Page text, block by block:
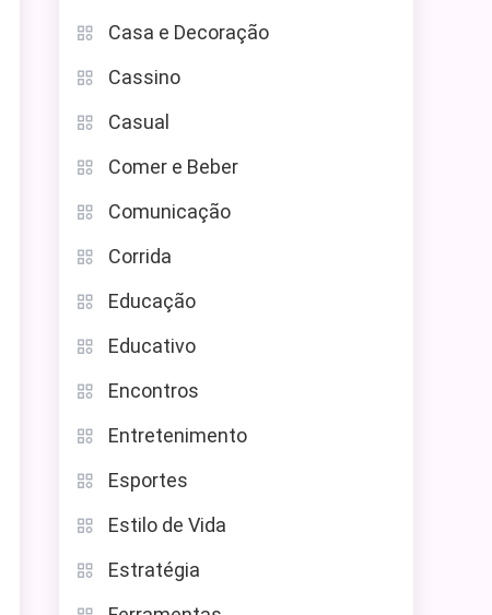
Casa e Decoração
Cassino
Casual
Comer e Beber
Comunicação
Corrida
Educação
Educativo
Encontros
Entretenimento
Esportes
Estilo de Vida
Estratégia